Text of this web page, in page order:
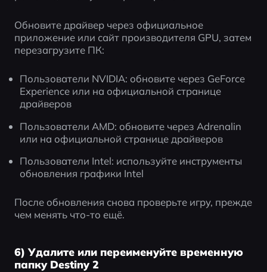
Обновите драйвер через официальное
приложение или сайт производителя GPU, затем
перезагрузите ПК:
Пользователи NVIDIA: обновите через GeForce
Experience или на официальной странице
драйверов
Пользователи AMD: обновите через Adrenalin
или на официальной странице драйверов
Пользователи Intel: используйте инструменты
обновления графики Intel
После обновления снова проверьте игру, прежде
чем менять что-то ещё.
6) Удалите или переименуйте временную
папку Destiny 2